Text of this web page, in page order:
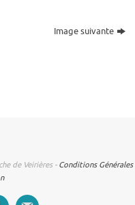
Image suivante
de Veirières - Conditions Générales